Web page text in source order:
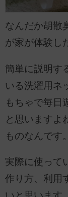
なんだか胡散
が家が体験し
簡単に説明す
いる洗濯用ネ
もちゃで毎日
と思いますよ
ものなんです。
実際に使って
作り方、利用